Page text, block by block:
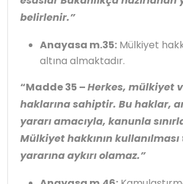
belirlenir.”
Anayasa m.35: Mülkiyet
altına almaktadır.
“Madde 35 –Herkes, mülkiyet
haklarına sahiptir. Bu haklar,
yararı amacıyla, kanunla
Mülkiyet hakkının
yararına aykırı olamaz.”